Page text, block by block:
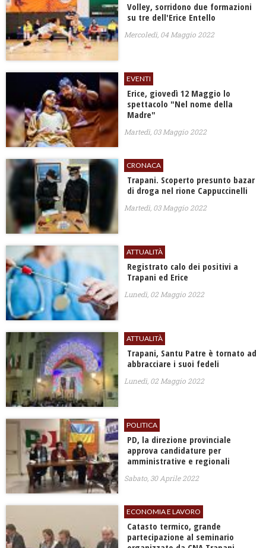
Volley, sorridono due formazioni
su tre dell'Erice Entello
Mercoledì, 04 Maggio 2022
EVENTI
Erice, giovedì 12 Maggio lo
spettacolo "Nel nome della
Madre"
Martedì, 03 Maggio 2022
CRONACA
Trapani. Scoperto presunto bazar
di droga nel rione Cappuccinelli
Martedì, 03 Maggio 2022
ATTUALITÀ
Registrato calo dei positivi a
Trapani ed Erice
Lunedì, 02 Maggio 2022
ATTUALITÀ
Trapani, Santu Patre è tornato ad
abbracciare i suoi fedeli
Lunedì, 02 Maggio 2022
POLITICA
PD, la direzione provinciale
approva candidature per
amministrative e regionali
Sabato, 30 Aprile 2022
ECONOMIA E LAVORO
Catasto termico, grande
partecipazione al seminario